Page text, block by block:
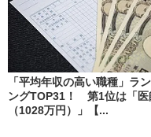
「平均年収の高い職種」ラ
ングTOP31！ 第1位は「医
（1028万円）」【...